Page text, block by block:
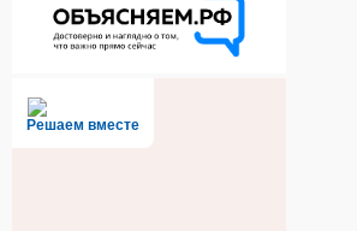
Решаем вместе